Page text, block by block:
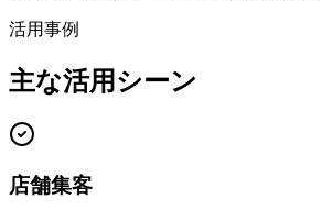
活用事例
主な活用シーン
店舗集客